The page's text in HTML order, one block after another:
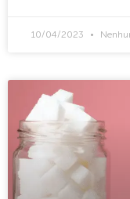
10/04/2023